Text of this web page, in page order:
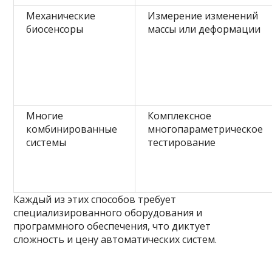
Механические
биосенсоры
Измерение изменений
массы или деформации
Многие
комбинированные
системы
Комплексное
многопараметрическое
тестирование
Каждый из этих способов требует
специализированного оборудования и
программного обеспечения, что диктует
сложность и цену автоматических систем.